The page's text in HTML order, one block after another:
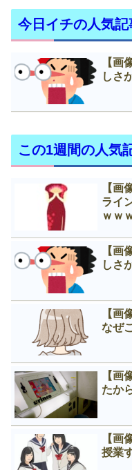
今日イチの人気記
【画
しさ
この1週間の人気
【画
ライ
ｗｗ
【画
しさ
【画
なぜ
【画
たか
【画
授業